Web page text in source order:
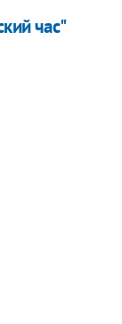
час"